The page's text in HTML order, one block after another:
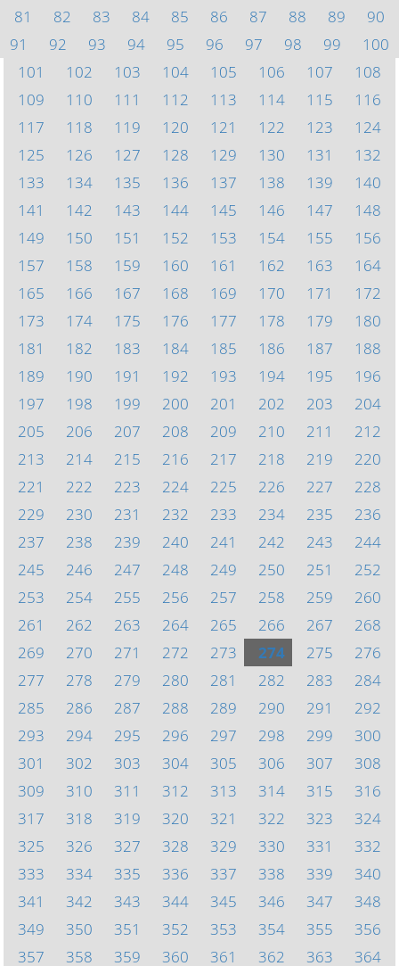
81
82 83 84 85 86 87 88 89
90
91
92 93 94 95 96 97 98 99
100
101
102 103 104 105 106 107
108
109
110 111 112 113 114 115
116
117
118 119 120 121 122 123
124
125
126 127 128 129 130 131
132
133
134 135 136 137 138 139
140
141
142 143 144 145 146 147
148
149
150 151 152 153 154 155
156
157
158 159 160 161 162 163
164
165
166 167 168 169 170 171
172
173
174 175 176 177 178 179
180
181
182 183 184 185 186 187
188
189
190 191 192 193 194 195
196
197
198 199 200 201 202 203
204
205
206 207 208 209 210 211
212
213
214 215 216 217 218 219
220
221
222 223 224 225 226 227
228
229
230 231 232 233 234 235
236
237
238 239 240 241 242 243
244
245
246 247 248 249 250 251
252
253
254 255 256 257 258 259
260
261
262 263 264 265 266 267
268
269
270 271 272 273 274 275
276
277
278 279 280 281 282 283
284
285
286 287 288 289 290 291
292
293
294 295 296 297 298 299
300
301
302 303 304 305 306 307
308
309
310 311 312 313 314 315
316
317
318 319 320 321 322 323
324
325
326 327 328 329 330 331
332
333
334 335 336 337 338 339
340
341
342 343 344 345 346 347
348
349
350 351 352 353 354 355
356
357
358 359 360 361 362 363 364